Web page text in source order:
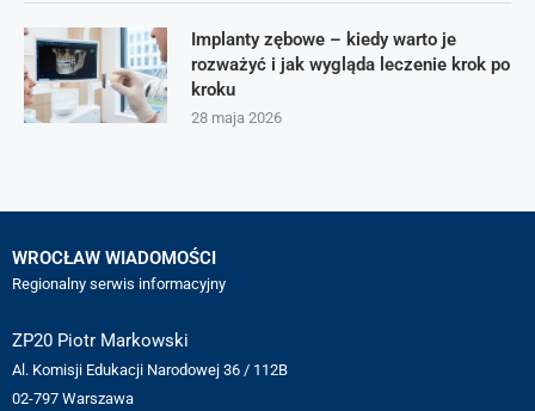
Implanty zębowe – kiedy warto je
rozważyć i jak wygląda leczenie krok po
kroku
28 maja 2026
WROCŁAW WIADOMOŚCI
Regionalny serwis informacyjny
ZP20 Piotr Markowski
Al. Komisji Edukacji Narodowej 36 / 112B
02-797 Warszawa